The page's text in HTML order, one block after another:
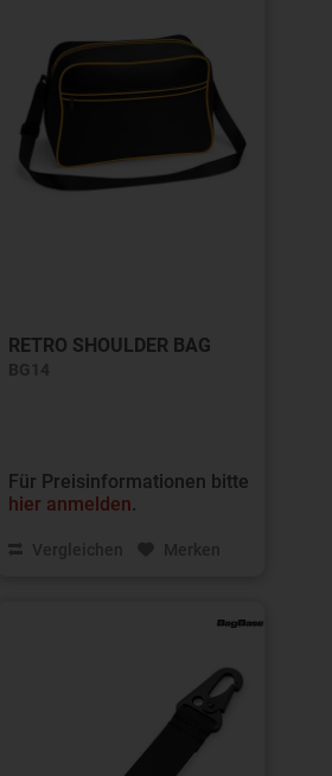
RETRO SHOULDER BAG
BG14
Für Preisinformationen bitte
hier anmelden.
Vergleichen Merken